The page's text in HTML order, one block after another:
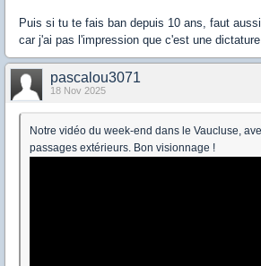
Puis si tu te fais ban depuis 10 ans, faut
car j'ai pas l'impression que c'est une
pascalou3071
18 Nov 2025
Notre vidéo du week-end dans le Vaucluse,
passages extérieurs. Bon visionnage !